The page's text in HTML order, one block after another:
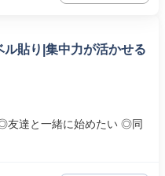
ル貼り|集中力が活かせる
達と一緒に始めたい ◎同